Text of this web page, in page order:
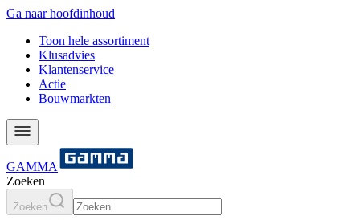
Ga naar hoofdinhoud
Toon hele assortiment
Klusadvies
Klantenservice
Actie
Bouwmarkten
GAMMA
Zoeken
Zoeken